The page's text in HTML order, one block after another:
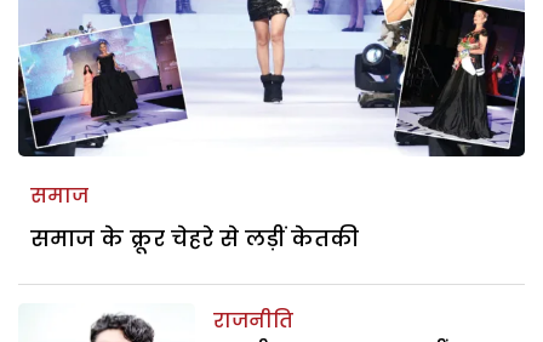
समाज
समाज के क्रूर चेहरे से लड़ीं केतकी
राजनीति